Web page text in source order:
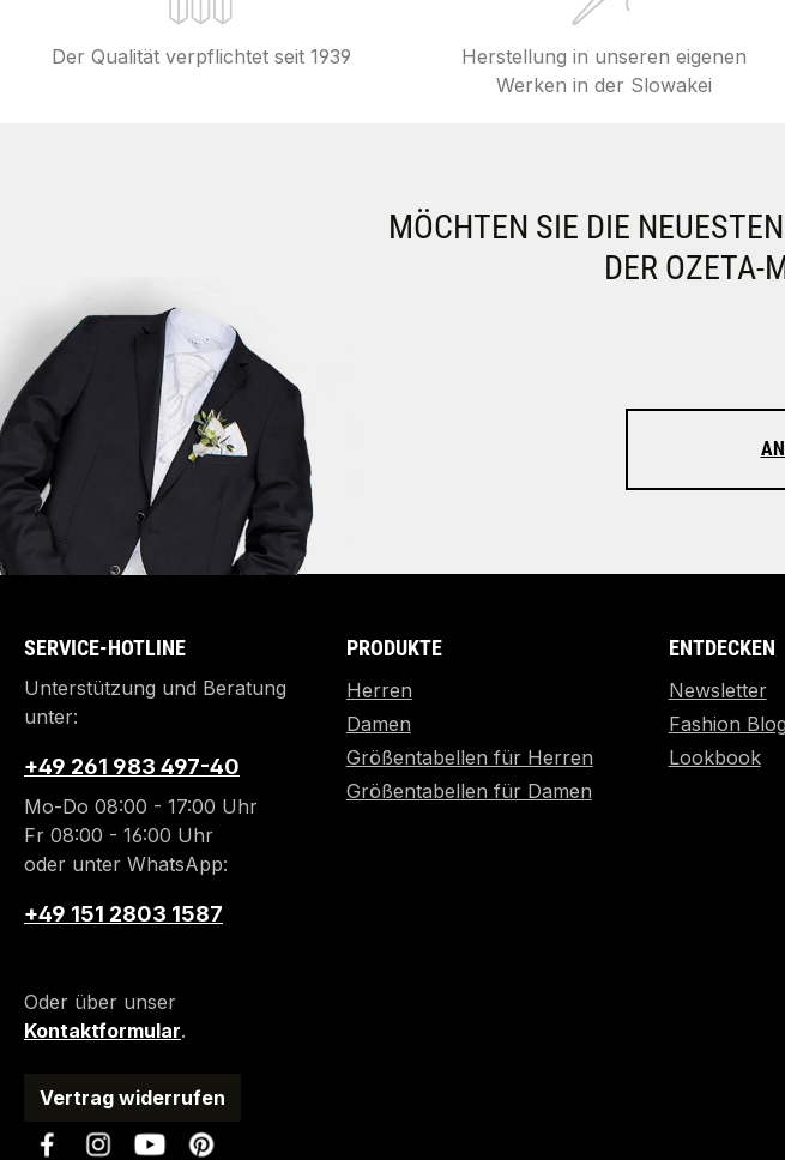
Der Qualität verpflichtet seit 1939
Herstellung in unseren eigenen
Werken in der Slowakei
MÖCHTEN SIE DIE
DER OZETA-
SERVICE-HOTLINE
Unterstützung und Beratung
unter:
+49 261 983 497-40
Mo-Do 08:00 - 17:00 Uhr
Fr 08:00 - 16:00 Uhr
oder unter WhatsApp:
+49 151 2803 1587
Oder über unser
Kontaktformular.
Vertrag widerrufen
PRODUKTE
Herren
Damen
Größentabellen für Herren
Größentabellen für Damen
ENTDECKEN
Newsletter
Fashion Blog
Lookbook